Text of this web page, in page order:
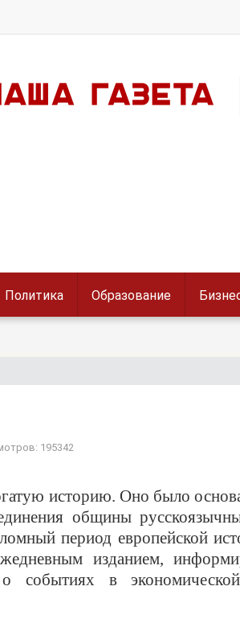
Политика Образование
195342
историю. Оно было
общины
период европейской
изданием,
событиях в